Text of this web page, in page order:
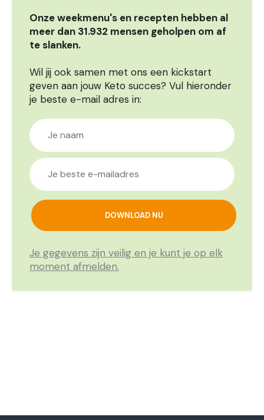
Onze weekmenu's en recepten hebben al
meer dan 31.932 mensen geholpen om af
te slanken.
Wil jij ook samen met ons een kickstart
geven aan jouw Keto succes? Vul hieronder
je beste e-mail adres in:
Je gegevens zijn veilig en je kunt je op elk
moment afmelden.